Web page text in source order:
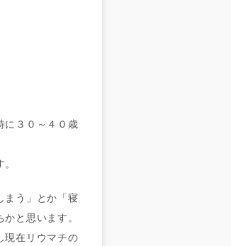
に３０～４０歳
まう」とか「寝
と思います。
現在リウマチの